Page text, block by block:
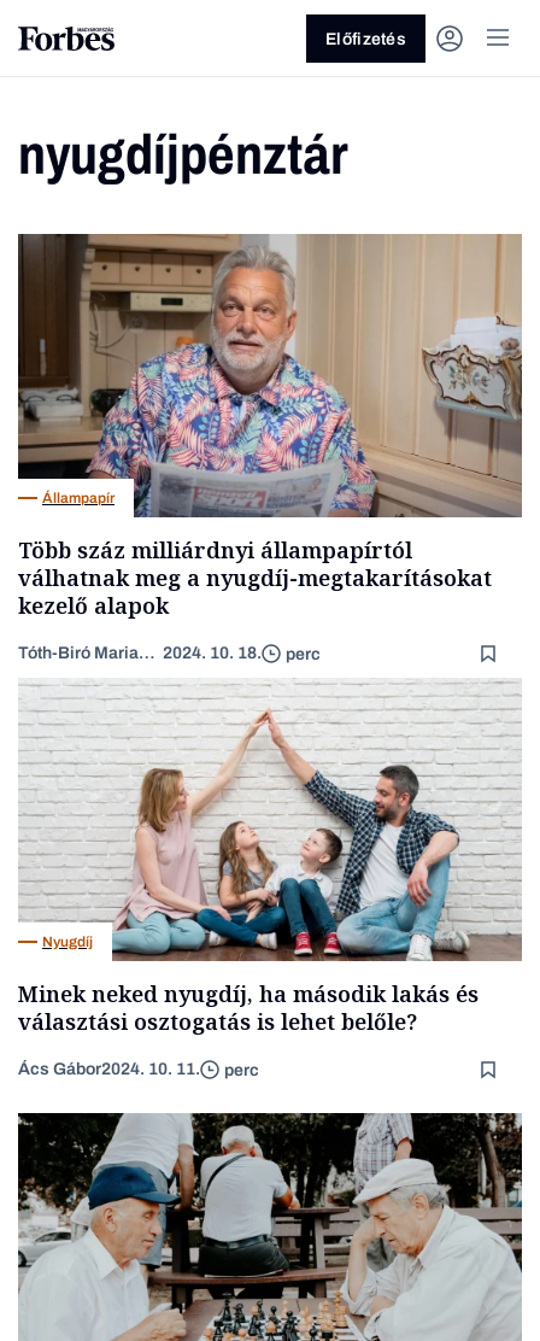
Vagy fedezze fel a következő
témákat
Üzlet Pénz Zöld Legyél jobb!
Előfizetés
nyugdíjpénztár
Állampapír
Több száz milliárdnyi állampapírtól
válhatnak meg a nyugdíj-megtakarításokat
kezelő alapok
Tóth-Biró Marianna 2024. 10. 18. perc
Nyugdíj
Minek neked nyugdíj, ha második lakás és
választási osztogatás is lehet belőle?
Ács Gábor2024. 10. 11. perc